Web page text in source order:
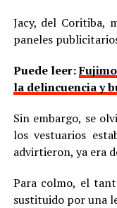
Jacy, del Coritiba,
paneles
Puede leer:
la delincuencia y
Sin embargo, se
los vestuarios
advirtieron, ya era
Para colmo, el
sustituido por una